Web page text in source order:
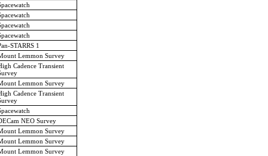
STARRS 1
Lemmon Survey
Cadence Transient
Lemmon Survey
Cadence Transient
NEO Survey
Lemmon Survey
Lemmon Survey
Lemmon Survey